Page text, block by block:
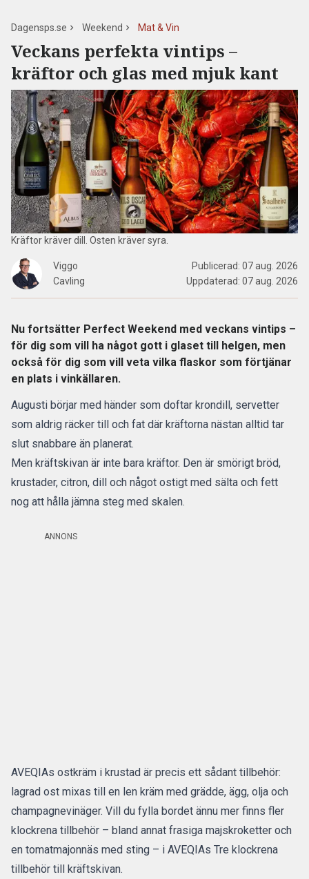
Dagensps.se Weekend Mat & Vin
Veckans perfekta vintips –
kräftor och glas med mjuk kant
Kräftor kräver dill. Osten kräver syra.
Viggo
Cavling
Publicerad: 07 aug. 2026
Uppdaterad: 07 aug. 2026
Nu fortsätter Perfect Weekend med veckans vintips –
för dig som vill ha något gott i glaset till helgen, men
också för dig som vill veta vilka flaskor som förtjänar
en plats i vinkällaren.
Augusti börjar med händer som doftar krondill, servetter
som aldrig räcker till och fat där kräftorna nästan alltid tar
slut snabbare än planerat.
Men kräftskivan är inte bara kräftor. Den är smörigt bröd,
krustader, citron, dill och något ostigt med sälta och fett
nog att hålla jämna steg med skalen.
ANNONS
AVEQIAs ostkräm i krustad är precis ett sådant tillbehör:
lagrad ost mixas till en len kräm med grädde, ägg, olja och
champagnevinäger. Vill du fylla bordet ännu mer finns fler
klockrena tillbehör – bland annat frasiga majskroketter och
en tomatmajonnäs med sting – i AVEQIAs Tre klockrena
tillbehör till kräftskivan.